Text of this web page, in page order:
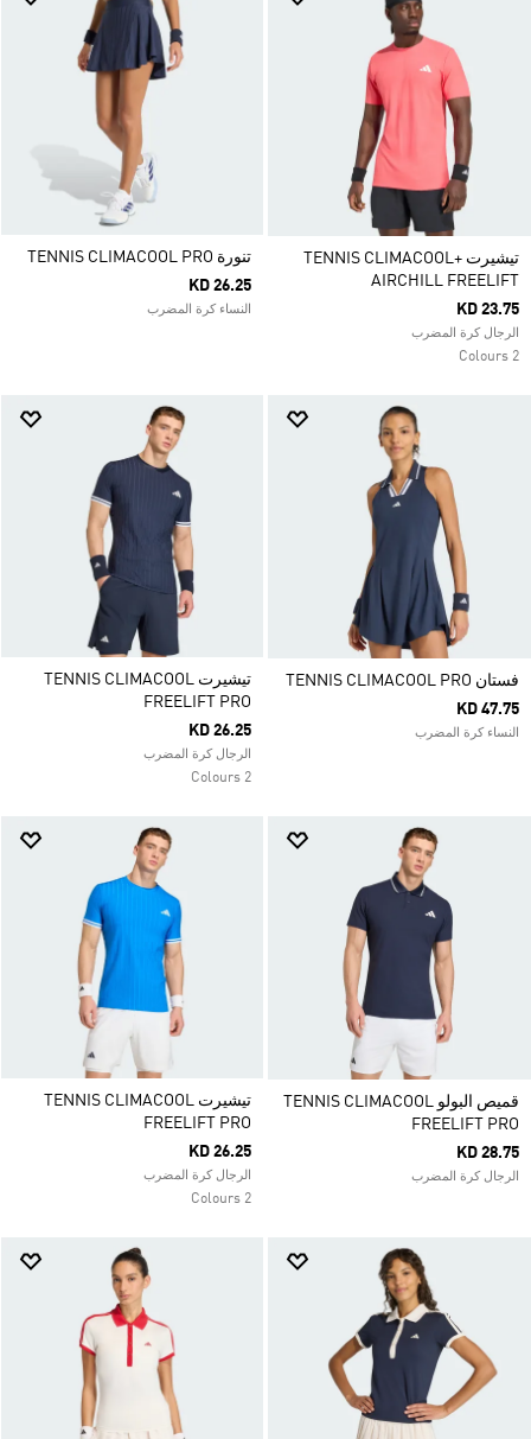
تيشيرت TENNIS CLIMACOOL+
AIRCHILL FREELIFT
KD 23.75
الرجال كرة المضرب
2 Colours
تنورة TENNIS CLIMACOOL PRO
KD 26.25
النساء كرة المضرب
فستان TENNIS CLIMACOOL PRO
KD 47.75
النساء كرة المضرب
تيشيرت TENNIS CLIMACOOL
FREELIFT PRO
KD 26.25
الرجال كرة المضرب
2 Colours
قميص البولو TENNIS CLIMACOOL
FREELIFT PRO
KD 28.75
الرجال كرة المضرب
تيشيرت TENNIS CLIMACOOL
FREELIFT PRO
KD 26.25
الرجال كرة المضرب
2 Colours